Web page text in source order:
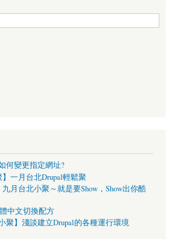
何變更指定網址?
】一月台北Drupal輕鬆聚
九月台北小聚～就是要Show，Show出你酷
中文切換配方
聚】淺談建立Drupal的各種運行環境